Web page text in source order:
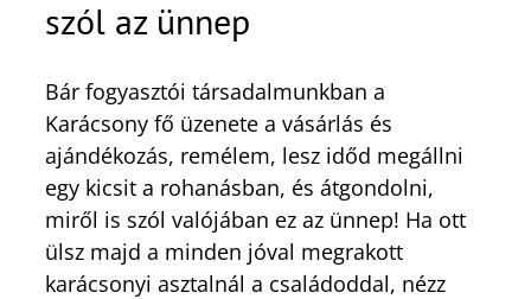
szól az ünnep
Bár fogyasztói társadalmunkban a
Karácsony fő üzenete a vásárlás és
ajándékozás, remélem, lesz időd megállni
egy kicsit a rohanásban, és átgondolni,
miről is szól valójában ez az ünnep! Ha ott
ülsz majd a minden jóval megrakott
karácsonyi asztalnál a családoddal, nézz